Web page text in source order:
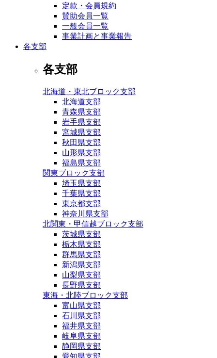
定款・会員規約
賛助会員一覧
一般会員一覧
事業計画と事業報告
各支部
各支部
北海道・東北ブロック支部
北海道支部
青森県支部
岩手県支部
宮城県支部
秋田県支部
山形県支部
福島県支部
関東ブロック支部
埼玉県支部
千葉県支部
東京都支部
神奈川県支部
北関東・甲信越ブロック支部
茨城県支部
栃木県支部
群馬県支部
新潟県支部
山梨県支部
長野県支部
東海・北陸ブロック支部
富山県支部
石川県支部
福井県支部
岐阜県支部
静岡県支部